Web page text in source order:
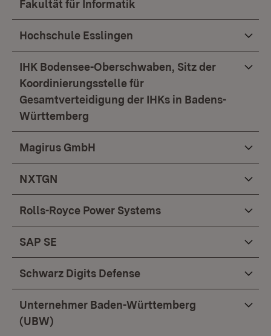
Fakultät für Informatik
Hochschule Esslingen
IHK Bodensee-Oberschwaben, Sitz der
Koordinierungsstelle für
Gesamtverteidigung der IHKs in Badens-
Württemberg
Magirus GmbH
NXTGN
Rolls-Royce Power Systems
SAP SE
Schwarz Digits Defense
Unternehmer Baden-Württemberg
(UBW)